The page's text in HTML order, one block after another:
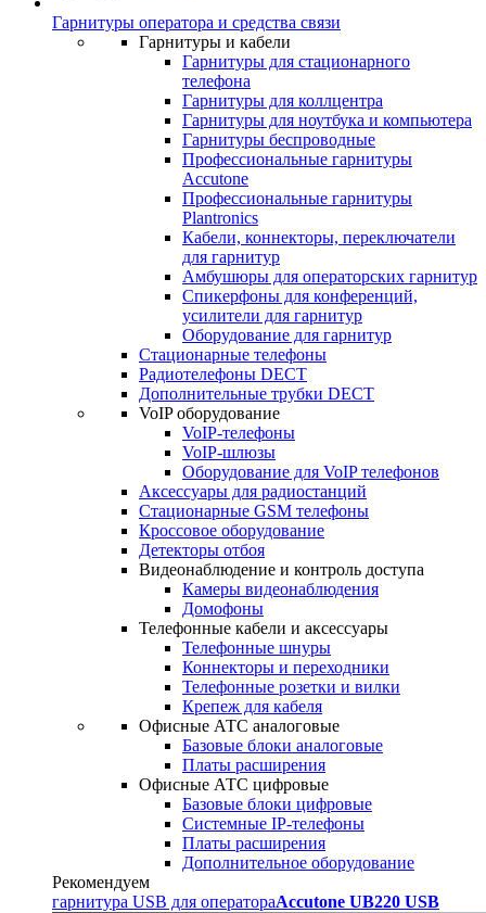
Гарнитуры оператора и средства связи
Гарнитуры и кабели
Гарнитуры для стационарного
телефона
Гарнитуры для коллцентра
Гарнитуры для ноутбука и компьютера
Гарнитуры беспроводные
Профессиональные гарнитуры
Accutone
Профессиональные гарнитуры
Plantronics
Кабели, коннекторы, переключатели
для гарнитур
Амбушюры для операторских гарнитур
Cпикерфоны для конференций,
усилители для гарнитур
Оборудование для гарнитур
Стационарные телефоны
Радиотелефоны DECT
Дополнительные трубки DECT
VoIP оборудование
VoIP-телефоны
VoIP-шлюзы
Оборудование для VoIP телефонов
Аксессуары для радиостанций
Стационарные GSM телефоны
Кроссовое оборудование
Детекторы отбоя
Видеонаблюдение и контроль доступа
Камеры видеонаблюдения
Домофоны
Телефонные кабели и аксессуары
Телефонные шнуры
Коннекторы и переходники
Телефонные розетки и вилки
Крепеж для кабеля
Офисные АТС аналоговые
Базовые блоки аналоговые
Платы расширения
Офисные АТС цифровые
Базовые блоки цифровые
Системные IP-телефоны
Платы расширения
Дополнительное оборудование
Рекомендуем
гарнитура USB для оператораAccutone UB220 USB